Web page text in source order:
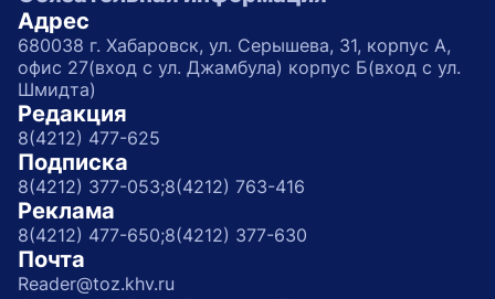
Адрес
680038 г. Хабаровск, ул. Серышева, 31, корпус А,
офис 27(вход с ул. Джамбула) корпус Б(вход с ул.
Шмидта)
Редакция
8(4212) 477-625
Подписка
8(4212) 377-053;8(4212) 763-416
Реклама
8(4212) 477-650;8(4212) 377-630
Почта
Reader@toz.khv.ru